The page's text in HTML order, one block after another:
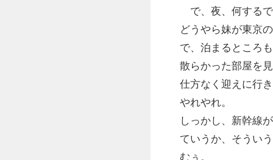
で、夜、何する
どうやら妹が東京
で、泊まるところ
散らかった部屋を
仕方なく迎えに行
やれやれ。
しっかし、新幹線
ていうか、そうい
むぅ。